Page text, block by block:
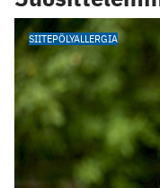
SIITEPÖLYALLERGIA